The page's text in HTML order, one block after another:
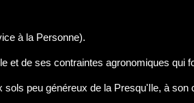
à la Personne).
et de ses contraintes agronomiques qui
sols peu généreux de la Presqu'Ile, à